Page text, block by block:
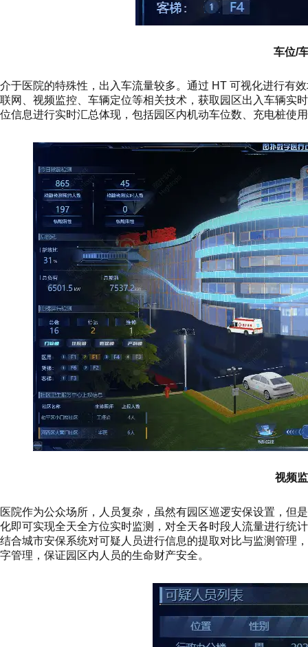
车位/
介于医院的特殊性，出入车流量较多。通过 HT 可视化进行有
联网、视频监控、车辆定位等相关技术，获取园区出入车辆实
位信息进行实时汇总体现，包括园区内机动车位数、充电桩使
视频
医院作为公众场所，人员复杂，虽然有园区巡逻安保设置，但
化即可实现全天全方位实时监测，对全天各时段人流量进行统
结合城市安保系统对可疑人员进行信息的提取对比与监测管理
字管理，保证园区内人员的生命财产安全。